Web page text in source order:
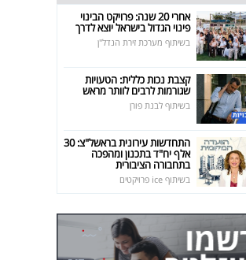
אחרי 20 שנה: פרויקט הבינוי
פינוי הגדול בישראל יוצא לדרך
בשיתוף מערכת זירת הנדל"ן
קצבת נכות כללית: הטעויות
שגורמות לרבים לוותר מראש
בשיתוף לבנת פורן
התחדשות עירונית בראשל"צ: 30
אלף יח"ד בתכנון ומהפכה
בתחבורה הציבורית
בשיתוף ice פרויקטים